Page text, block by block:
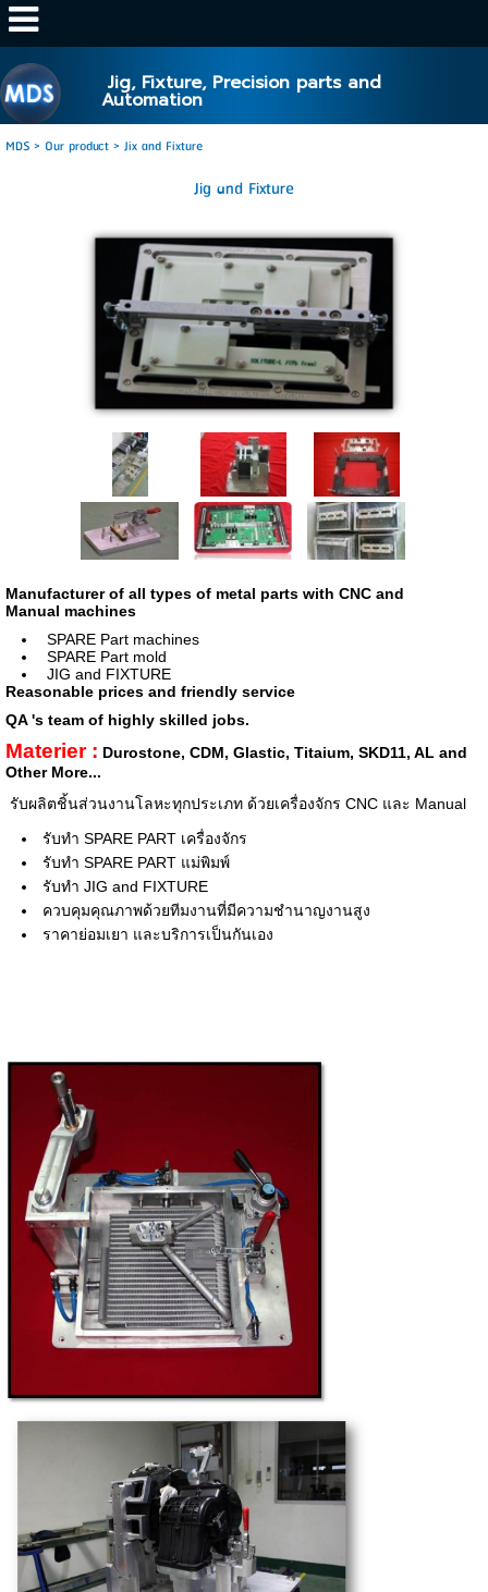
http://www.mds.co.th/
Jig, Fixture, Precision parts and
Automation
MDS> Our product> Jix and Fixture
Jig and Fixture
Manufacturer of all types of metal parts with CNC and
Manual machines
SPARE Part machines
SPARE Part mold
JIG and FIXTURE
Reasonable prices and friendly service
QA 's team of highly skilled jobs.
Materier : Durostone, CDM, Glastic, Titaium, SKD11, AL and
Other More...
รับผลิตชิ้นส่วนงานโลหะทุกประเภท ด้วยเครื่องจักร CNC และ Manual
รับทำ SPARE PART เครื่องจักร
รับทำ SPARE PART แม่พิมพ์
รับทำ JIG and FIXTURE
ควบคุมคุณภาพด้วยทีมงานที่มีความชำนาญงานสูง
ราคาย่อมเยา และบริการเป็นกันเอง